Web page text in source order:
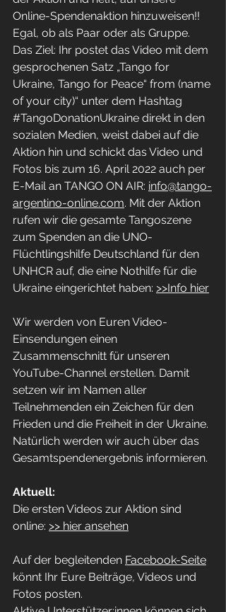
Online-Spendenaktion hinzuweisen!!
Egal, ob als Paar oder als Gruppe.
Das Ziel: Ihr postet das Video mit dem
gesprochenen Satz „Tango for
Ukraine, Tango for Peace“ from (name
of your city)“ unter dem Hashtag
#TangoDonationUkraine direkt in den
sozialen Medien, weist dabei auf die
Aktion hin und schickt das Video und
Fotos bis zum 16. April 2022 auch per
E-Mail an TANGO ON AIR: info@tango-
argentino-online.com. Mit der Aktion
rufen wir die gesamte Tangoszene
zum Spenden an die UNO-
Flüchtlingshilfe Deutschland für den
UNHCR auf, die eine Nothilfe für die
Ukraine eingerichtet haben: >>Info hier
Wir werden von Euren Video-
Einsendungen einen
Zusammenschnitt für unseren
YouTube-Channel erstellen. Damit
setzen wir im Namen aller
Teilnehmenden ein Zeichen für den
Frieden und die Freiheit in der Ukraine.
Natürlich werden wir auch über das
Gesamtspendenergebnis informieren.
Aktuell:
Die ersten Videos zur Aktion sind
online: >> hier ansehen
Auf der begleitenden Facebook-Seite
könnt Ihr Eure Beiträge, Videos und
Fotos posten.